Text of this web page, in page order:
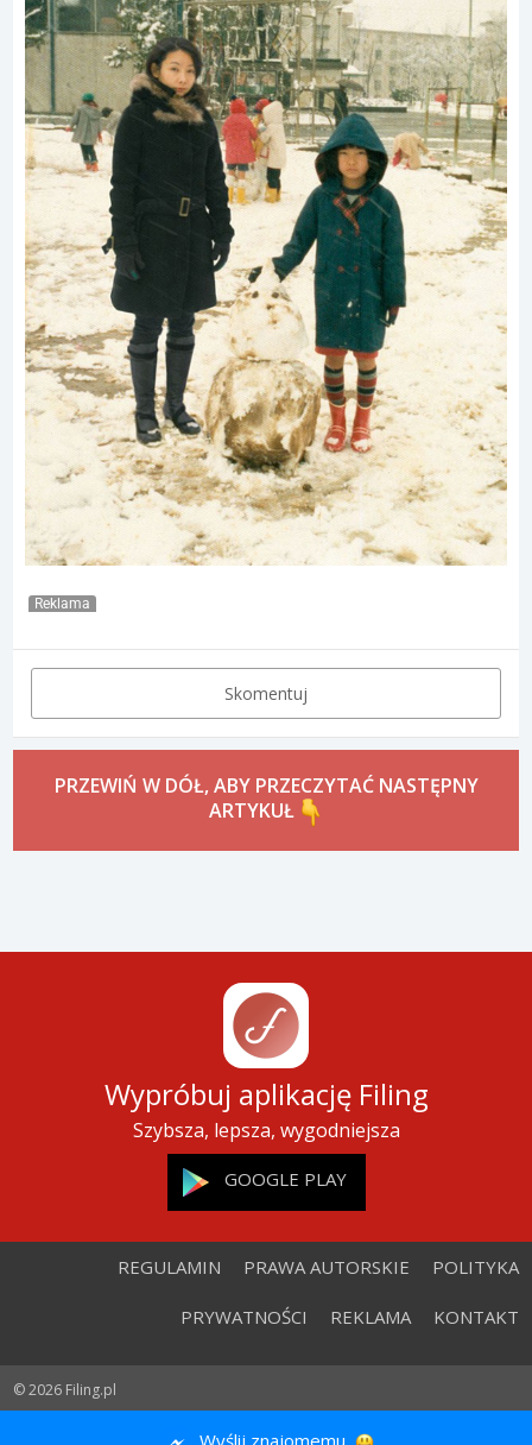
Reklama
Skomentuj
PRZEWIŃ W DÓŁ, ABY PRZECZYTAĆ NASTĘPNY
ARTYKUŁ
Wypróbuj aplikację Filing
Szybsza, lepsza, wygodniejsza
GOOGLE PLAY
REGULAMIN PRAWA AUTORSKIE POLITYKA
PRYWATNOŚCI REKLAMA KONTAKT
© 2026 Filing.pl